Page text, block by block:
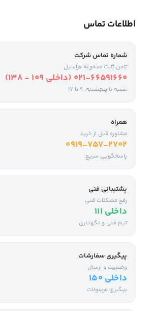
اطلاعات تماس
شماره تماس شرکت
تلفن ثابت مجموعه فراسیل
021-66591660 (داخلی ۱۰۹ - ۱۳۸)
شنبه تا پنجشنبه، 9 تا ۱۷
همراه
مشاوره قبل از خرید
0919-757-2702
پاسخگویی سریع
پشتیبانی فنی
رفع مشکلات فنی
داخلی ۱۱۱
تیم فنی و نگهداری
پیگیری سفارشات
وضعیت و ارسال
داخلی ۱۵۰
پیگیری مرسولات